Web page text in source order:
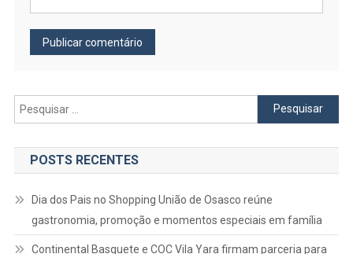
Pesquisar
por:
POSTS RECENTES
Dia dos Pais no Shopping União de Osasco reúne
gastronomia, promoção e momentos especiais em família
Continental Basquete e COC Vila Yara firmam parceria para